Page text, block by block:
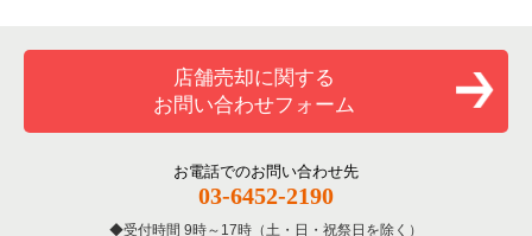
洋食の居抜き売却物件の案件一覧
その他の居抜き売却物件の案件一覧
北区の飲食店の居抜き売却物件の案件一覧
江戸川区の飲食店の居抜き売却物件の案件一覧
東京23区のバーの居抜き売却物件の案件一覧
東京23区の居酒屋・ダイニングバーの居抜き売却物件の案件一
東京23区の専門料理の居抜き売却物件の案件一覧
店舗売却に関する
お問い合わせフォーム
お電話でのお問い合わせ先
03-6452-2190
受付時間 9時～17時（土・日・祝祭日を除く）